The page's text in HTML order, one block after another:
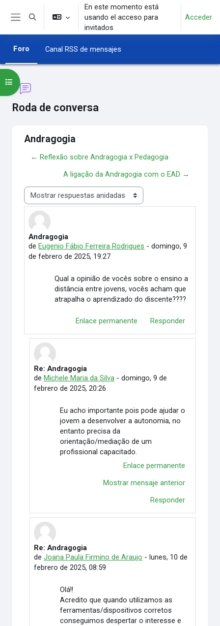
Salta al contenido principal
Selector de búsqueda de entrada
En este momento está
usando el acceso para
invitados
Acceder
Foro Canal RSS de mensajes
Roda de conversa
Abrir índice del curso
Andragogia
← Reflexão sobre Andragogia x Pedagogia
A ligação da Andragogia com o EAD →
Mostrar modo
Andragogia
de Eugenio Fábio Ferreira Rodrigues -domingo, 9
de febrero de 2025, 19:27
Número de respuestas: 7
Qual a opinião de vocês sobre o ensino a
distância entre jovens, vocês acham que
atrapalha o aprendizado do discente????
Enlace permanente Responder
En respuesta a Eugenio Fábio Ferreira Rodrigues
Re: Andragogia
de Michele Maria da Silva- domingo, 9 de
febrero de 2025, 20:26
Eu acho importante pois pode ajudar o
jovem a desenvolver a autonomia, no
entanto precisa da
orientação/mediação de um
profissional capacitado.
Enlace permanente
Mostrar mensaje anterior
Responder
En respuesta a Eugenio Fábio Ferreira Rodrigues
Re: Andragogia
de Joana Paula Firmino de Araujo - lunes, 10 de
febrero de 2025, 08:59
Olá!!
Acredito que quando utilizamos as
ferramentas/dispositivos corretos
conseguimos despertar o interesse e